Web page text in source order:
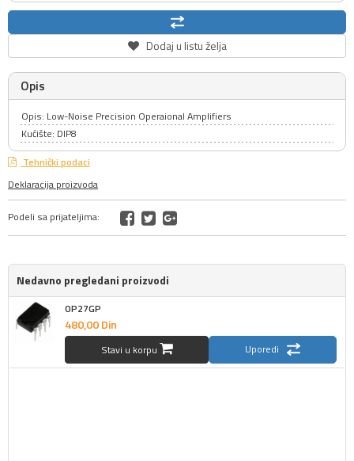
Dodaj u listu želja
Opis
Opis: Low-Noise Precision Operaional Amplifiers
Kućište: DIP8
Tehnički podaci
Deklaracija proizvoda
Podeli sa prijateljima:
Nedavno pregledani proizvodi
OP27GP
480,00Din
Stavi u korpu Uporedi